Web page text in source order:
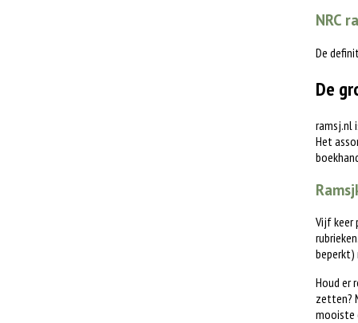
NRC
De
De
ramsj.nl
Het
Vijf keer
beperkt)
Houd er
zetten?
mooiste